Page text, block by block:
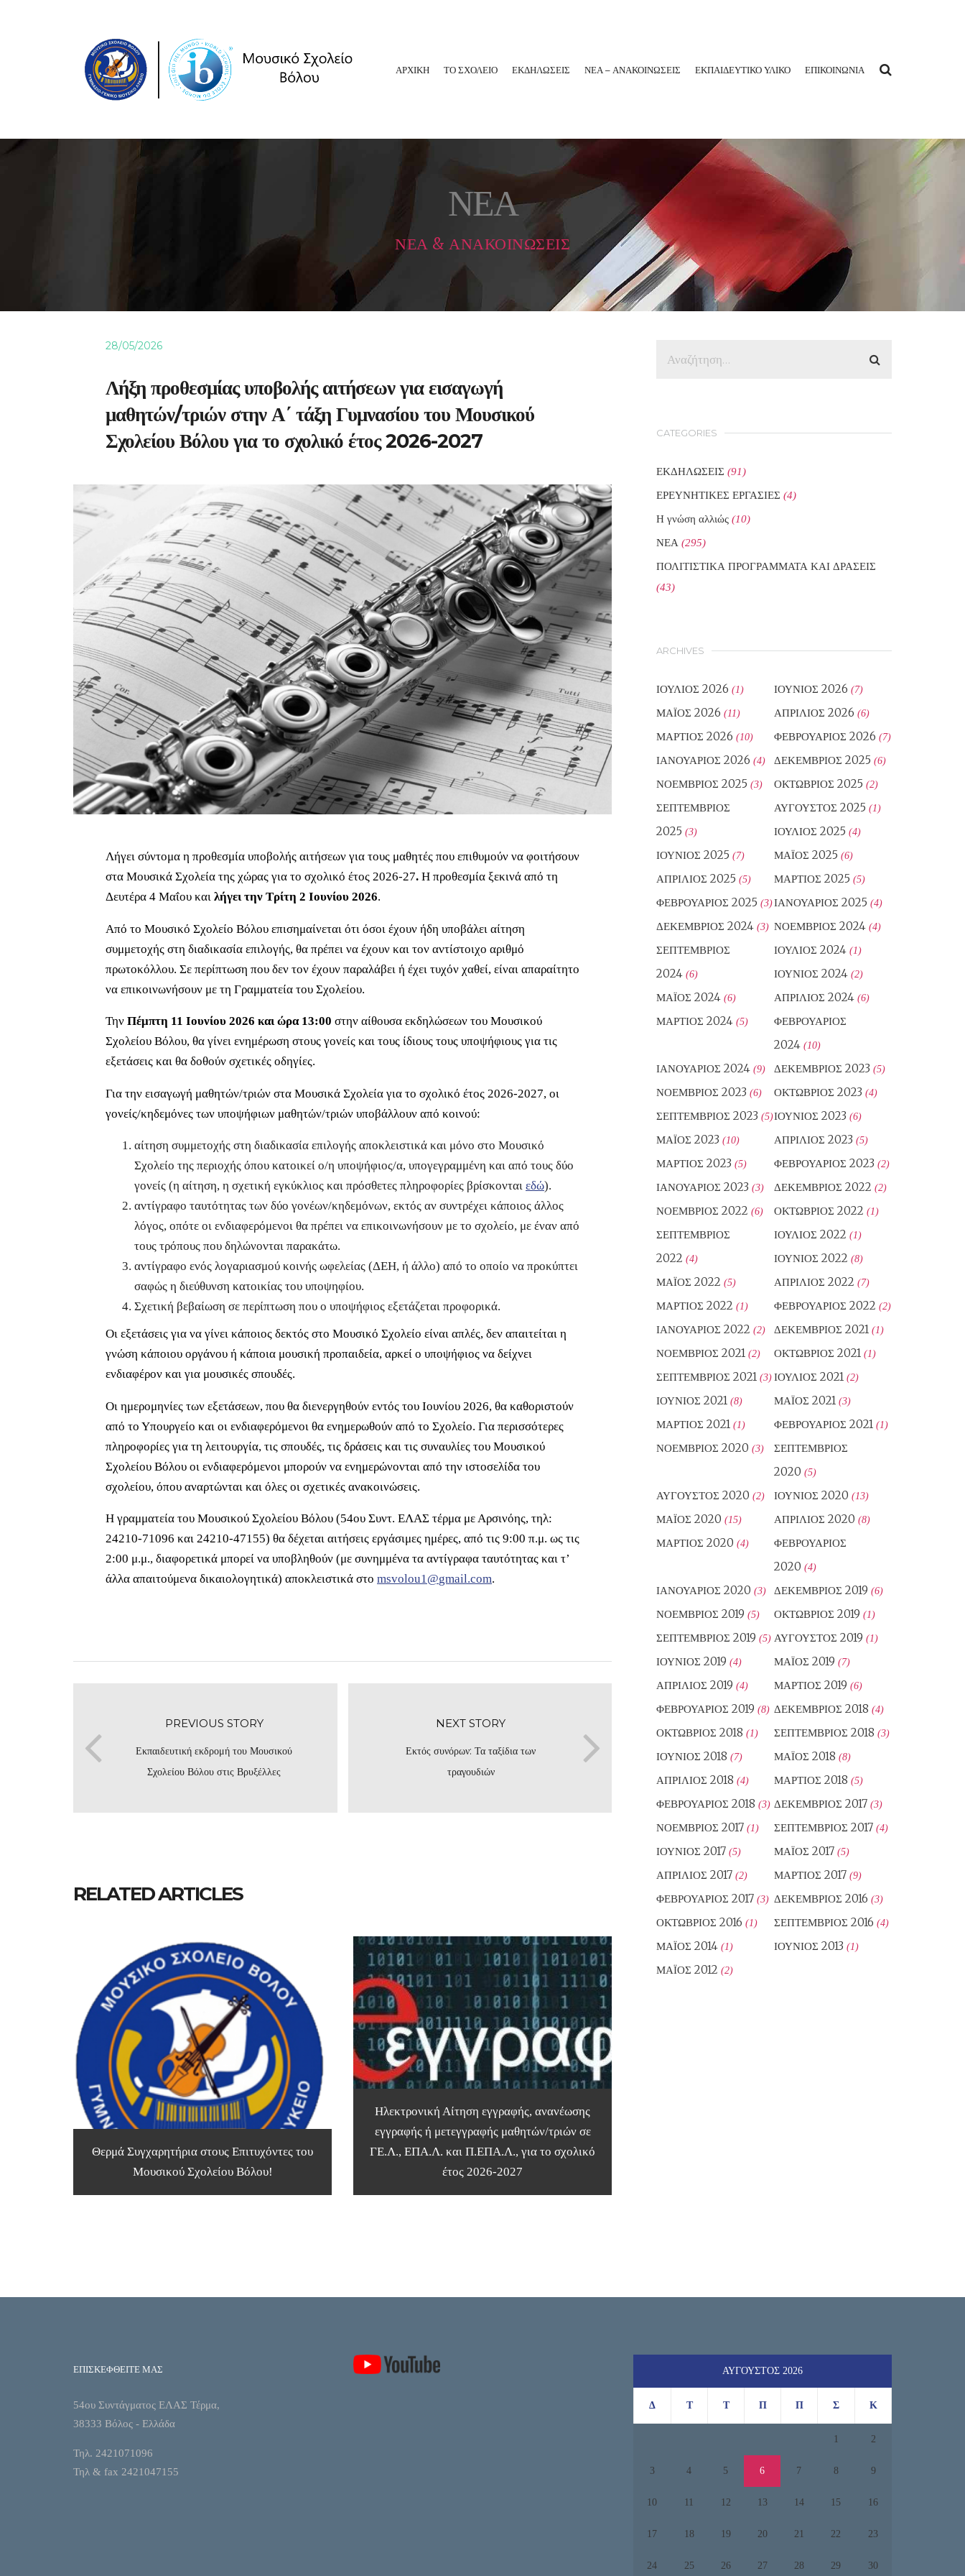
ΑΡΧΙΚΗ ΤΟ ΣΧΟΛΕΙΟ ΕΚΔΗΛΩΣΕΙΣ ΝΕΑ – ΑΝΑΚΟΙΝΩΣΕΙΣ ΕΚΠΑΙΔΕΥΤΙΚΟ ΥΛΙΚΟ ΕΠΙΚΟΙΝΩΝΙΑ
ΝΕΑ
ΝΕΑ & ΑΝΑΚΟΙΝΩΣΕΙΣ
28/05/2026
Λήξη προθεσμίας υποβολής αιτήσεων για εισαγωγή
μαθητών/τριών στην Α΄ τάξη Γυμνασίου του Μουσικού
Σχολείου Βόλου για το σχολικό έτος 2026-2027
Λήγει σύντομα η προθεσμία υποβολής αιτήσεων για τους μαθητές που επιθυμούν να φοιτήσουν
στα Μουσικά Σχολεία της χώρας για το σχολικό έτος 2026-27. Η προθεσμία ξεκινά από τη
Δευτέρα 4 Μαΐου και λήγει την Τρίτη 2 Ιουνίου 2026.
Από το Μουσικό Σχολείο Βόλου επισημαίνεται ότι όσοι έχουν ήδη υποβάλει αίτηση
συμμετοχής στη διαδικασία επιλογής, θα πρέπει να έχουν και τον αντίστοιχο αριθμό
πρωτοκόλλου. Σε περίπτωση που δεν τον έχουν παραλάβει ή έχει τυχόν χαθεί, είναι απαραίτητο
να επικοινωνήσουν με τη Γραμματεία του Σχολείου.
Την Πέμπτη 11 Ιουνίου 2026 και ώρα 13:00 στην αίθουσα εκδηλώσεων του Μουσικού
Σχολείου Βόλου, θα γίνει ενημέρωση στους γονείς και τους ίδιους τους υποψήφιους για τις
εξετάσεις και θα δοθούν σχετικές οδηγίες.
Για την εισαγωγή μαθητών/τριών στα Μουσικά Σχολεία για το σχολικό έτος 2026-2027, οι
γονείς/κηδεμόνες των υποψήφιων μαθητών/τριών υποβάλλουν από κοινού:
αίτηση συμμετοχής στη διαδικασία επιλογής αποκλειστικά και μόνο στο Μουσικό
Σχολείο της περιοχής όπου κατοικεί ο/η υποψήφιος/α, υπογεγραμμένη και από τους δύο
γονείς (η αίτηση, η σχετική εγκύκλιος και πρόσθετες πληροφορίες βρίσκονται εδώ).
αντίγραφο ταυτότητας των δύο γονέων/κηδεμόνων, εκτός αν συντρέχει κάποιος άλλος
λόγος, οπότε οι ενδιαφερόμενοι θα πρέπει να επικοινωνήσουν με το σχολείο, με έναν από
τους τρόπους που δηλώνονται παρακάτω.
αντίγραφο ενός λογαριασμού κοινής ωφελείας (ΔΕΗ, ή άλλο) από το οποίο να προκύπτει
σαφώς η διεύθυνση κατοικίας του υποψηφίου.
Σχετική βεβαίωση σε περίπτωση που ο υποψήφιος εξετάζεται προφορικά.
Οι εξετάσεις για να γίνει κάποιος δεκτός στο Μουσικό Σχολείο είναι απλές, δεν απαιτείται η
γνώση κάποιου οργάνου ή κάποια μουσική προπαιδεία, αρκεί ο υποψήφιος να δείχνει
ενδιαφέρον και για μουσικές σπουδές.
Οι ημερομηνίες των εξετάσεων, που θα διενεργηθούν εντός του Ιουνίου 2026, θα καθοριστούν
από το Υπουργείο και οι ενδιαφερόμενοι θα ενημερωθούν από το Σχολείο. Για περισσότερες
πληροφορίες για τη λειτουργία, τις σπουδές, τις δράσεις και τις συναυλίες του Μουσικού
Σχολείου Βόλου οι ενδιαφερόμενοι μπορούν να ενημερώνονται από την ιστοσελίδα του
σχολείου, όπου αναρτώνται και όλες οι σχετικές ανακοινώσεις.
Η γραμματεία του Μουσικού Σχολείου Βόλου (54ου Συντ. ΕΛΑΣ τέρμα με Αρσινόης, τηλ:
24210-71096 και 24210-47155) θα δέχεται αιτήσεις εργάσιμες ημέρες, από τις 9:00 π.μ. ως τις
2:00 μ.μ., διαφορετικά μπορεί να υποβληθούν (με συνημμένα τα αντίγραφα ταυτότητας και τ’
άλλα απαιτούμενα δικαιολογητικά) αποκλειστικά στο msvolou1@gmail.com.
PREVIOUS STORY
Εκπαιδευτική εκδρομή του Μουσικού
Σχολείου Βόλου στις Βρυξέλλες
NEXT STORY
Εκτός συνόρων: Τα ταξίδια των
τραγουδιών
RELATED ARTICLES
Θερμά Συγχαρητήρια στους Επιτυχόντες του
Μουσικού Σχολείου Βόλου!
Ηλεκτρονική Αίτηση εγγραφής, ανανέωσης
εγγραφής ή μετεγγραφής μαθητών/τριών σε
ΓΕ.Λ., ΕΠΑ.Λ. και Π.ΕΠΑ.Λ., για το σχολικό
έτος 2026-2027
CATEGORIES
ΕΚΔΗΛΩΣΕΙΣ (91)
ΕΡΕΥΝΗΤΙΚΕΣ ΕΡΓΑΣΙΕΣ (4)
Η γνώση αλλιώς (10)
ΝΕΑ (295)
ΠΟΛΙΤΙΣΤΙΚΑ ΠΡΟΓΡΑΜΜΑΤΑ ΚΑΙ ΔΡΑΣΕΙΣ
(43)
ARCHIVES
ΙΟΎΛΙΟΣ 2026 (1) ΙΟΎΝΙΟΣ 2026 (7)
ΜΆΙΟΣ 2026 (11) ΑΠΡΊΛΙΟΣ 2026 (6)
ΜΆΡΤΙΟΣ 2026 (10) ΦΕΒΡΟΥΆΡΙΟΣ 2026 (7)
ΙΑΝΟΥΆΡΙΟΣ 2026 (4) ΔΕΚΈΜΒΡΙΟΣ 2025 (6)
ΝΟΈΜΒΡΙΟΣ 2025 (3) ΟΚΤΏΒΡΙΟΣ 2025 (2)
ΣΕΠΤΈΜΒΡΙΟΣ
2025 (3)
ΑΎΓΟΥΣΤΟΣ 2025 (1)
ΙΟΎΛΙΟΣ 2025 (4)
ΙΟΎΝΙΟΣ 2025 (7) ΜΆΙΟΣ 2025 (6)
ΑΠΡΊΛΙΟΣ 2025 (5) ΜΆΡΤΙΟΣ 2025 (5)
ΦΕΒΡΟΥΆΡΙΟΣ 2025 (3)ΙΑΝΟΥΆΡΙΟΣ 2025 (4)
ΔΕΚΈΜΒΡΙΟΣ 2024 (3) ΝΟΈΜΒΡΙΟΣ 2024 (4)
ΣΕΠΤΈΜΒΡΙΟΣ
2024 (6)
ΙΟΎΛΙΟΣ 2024 (1)
ΙΟΎΝΙΟΣ 2024 (2)
ΜΆΙΟΣ 2024 (6) ΑΠΡΊΛΙΟΣ 2024 (6)
ΜΆΡΤΙΟΣ 2024 (5)
ΦΕΒΡΟΥΆΡΙΟΣ
2024 (10)
ΙΑΝΟΥΆΡΙΟΣ 2024 (9) ΔΕΚΈΜΒΡΙΟΣ 2023 (5)
ΝΟΈΜΒΡΙΟΣ 2023 (6) ΟΚΤΏΒΡΙΟΣ 2023 (4)
ΣΕΠΤΈΜΒΡΙΟΣ 2023 (5)ΙΟΎΝΙΟΣ 2023 (6)
ΜΆΙΟΣ 2023 (10) ΑΠΡΊΛΙΟΣ 2023 (5)
ΜΆΡΤΙΟΣ 2023 (5) ΦΕΒΡΟΥΆΡΙΟΣ 2023 (2)
ΙΑΝΟΥΆΡΙΟΣ 2023 (3) ΔΕΚΈΜΒΡΙΟΣ 2022 (2)
ΝΟΈΜΒΡΙΟΣ 2022 (6) ΟΚΤΏΒΡΙΟΣ 2022 (1)
ΣΕΠΤΈΜΒΡΙΟΣ
2022 (4)
ΙΟΎΛΙΟΣ 2022 (1)
ΙΟΎΝΙΟΣ 2022 (8)
ΜΆΙΟΣ 2022 (5) ΑΠΡΊΛΙΟΣ 2022 (7)
ΜΆΡΤΙΟΣ 2022 (1) ΦΕΒΡΟΥΆΡΙΟΣ 2022 (2)
ΙΑΝΟΥΆΡΙΟΣ 2022 (2) ΔΕΚΈΜΒΡΙΟΣ 2021 (1)
ΝΟΈΜΒΡΙΟΣ 2021 (2) ΟΚΤΏΒΡΙΟΣ 2021 (1)
ΣΕΠΤΈΜΒΡΙΟΣ 2021 (3)ΙΟΎΛΙΟΣ 2021 (2)
ΙΟΎΝΙΟΣ 2021 (8) ΜΆΙΟΣ 2021 (3)
ΜΆΡΤΙΟΣ 2021 (1) ΦΕΒΡΟΥΆΡΙΟΣ 2021 (1)
ΝΟΈΜΒΡΙΟΣ 2020 (3)
ΣΕΠΤΈΜΒΡΙΟΣ
2020 (5)
ΑΎΓΟΥΣΤΟΣ 2020 (2) ΙΟΎΝΙΟΣ 2020 (13)
ΜΆΙΟΣ 2020 (15) ΑΠΡΊΛΙΟΣ 2020 (8)
ΜΆΡΤΙΟΣ 2020 (4)
ΦΕΒΡΟΥΆΡΙΟΣ
2020 (4)
ΙΑΝΟΥΆΡΙΟΣ 2020 (3) ΔΕΚΈΜΒΡΙΟΣ 2019 (6)
ΝΟΈΜΒΡΙΟΣ 2019 (5) ΟΚΤΏΒΡΙΟΣ 2019 (1)
ΣΕΠΤΈΜΒΡΙΟΣ 2019 (5) ΑΎΓΟΥΣΤΟΣ 2019 (1)
ΙΟΎΝΙΟΣ 2019 (4) ΜΆΙΟΣ 2019 (7)
ΑΠΡΊΛΙΟΣ 2019 (4) ΜΆΡΤΙΟΣ 2019 (6)
ΦΕΒΡΟΥΆΡΙΟΣ 2019 (8) ΔΕΚΈΜΒΡΙΟΣ 2018 (4)
ΟΚΤΏΒΡΙΟΣ 2018 (1) ΣΕΠΤΈΜΒΡΙΟΣ 2018 (3)
ΙΟΎΝΙΟΣ 2018 (7) ΜΆΙΟΣ 2018 (8)
ΑΠΡΊΛΙΟΣ 2018 (4) ΜΆΡΤΙΟΣ 2018 (5)
ΦΕΒΡΟΥΆΡΙΟΣ 2018 (3) ΔΕΚΈΜΒΡΙΟΣ 2017 (3)
ΝΟΈΜΒΡΙΟΣ 2017 (1) ΣΕΠΤΈΜΒΡΙΟΣ 2017 (4)
ΙΟΎΝΙΟΣ 2017 (5) ΜΆΙΟΣ 2017 (5)
ΑΠΡΊΛΙΟΣ 2017 (2) ΜΆΡΤΙΟΣ 2017 (9)
ΦΕΒΡΟΥΆΡΙΟΣ 2017 (3) ΔΕΚΈΜΒΡΙΟΣ 2016 (3)
ΟΚΤΏΒΡΙΟΣ 2016 (1) ΣΕΠΤΈΜΒΡΙΟΣ 2016 (4)
ΜΆΙΟΣ 2014 (1) ΙΟΎΝΙΟΣ 2013 (1)
ΜΆΙΟΣ 2012 (2)
ΕΠΙΣΚΕΦΘΕΙΤΕ ΜΑΣ
54ου Συντάγματος ΕΛΑΣ Τέρμα,
38333 Βόλος - Ελλάδα
Τηλ. 2421071096
Τηλ & fax 2421047155
ΑΎΓΟΥΣΤΟΣ 2026
Δ Τ Τ Π Π Σ Κ
1 2
3 4 5 6 7 8 9
10 11 12 13 14 15 16
17 18 19 20 21 22 23
24 25 26 27 28 29 30